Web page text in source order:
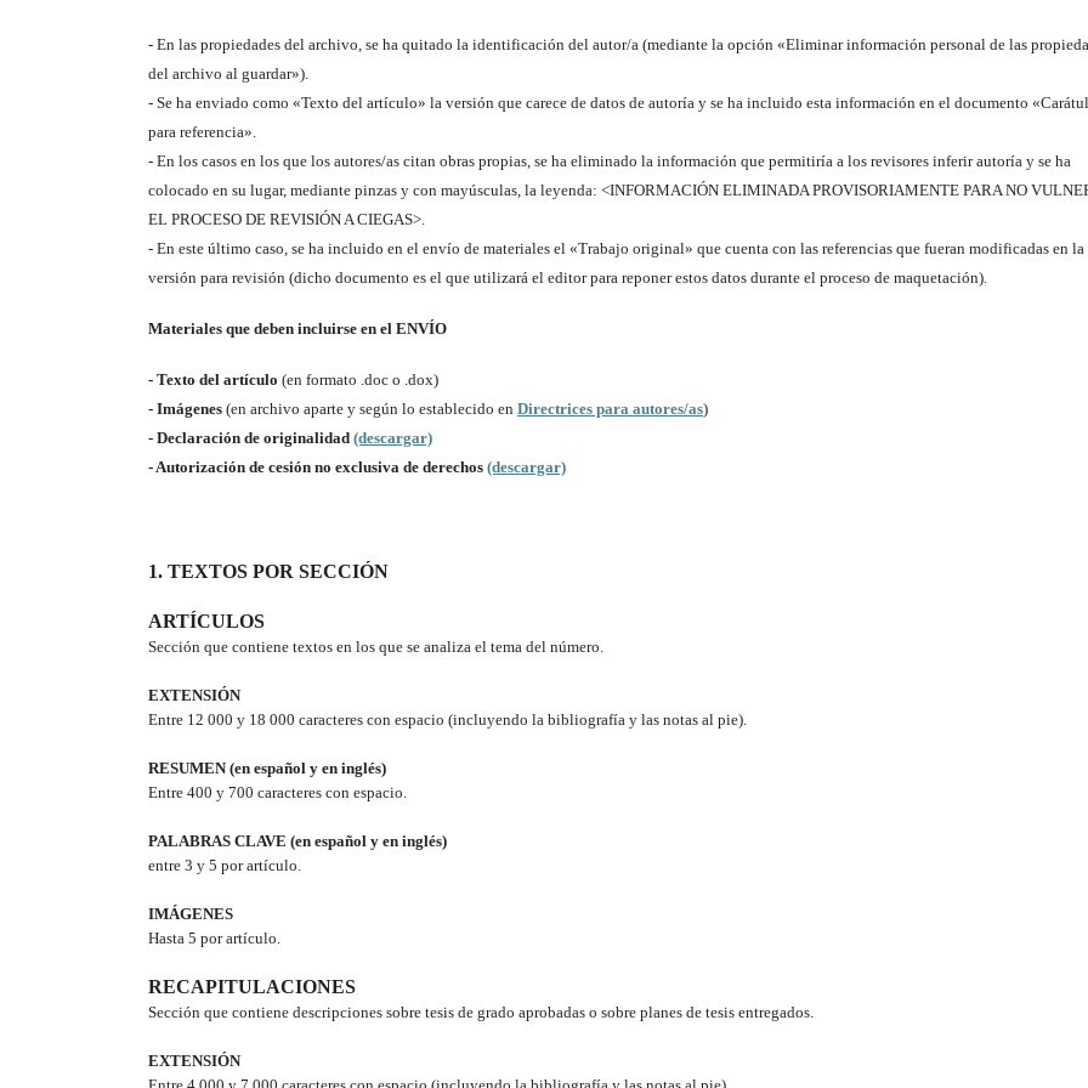
- En las propiedades del archivo, se ha quitado la identificación del autor/a (mediante la opción «Eliminar información personal de las
del archivo al guardar»).
- Se ha enviado como «Texto del artículo» la versión que carece de datos de autoría y se ha incluido esta información en el documento
para referencia».
- En los casos en los que los autores/as citan obras propias, se ha eliminado la información que permitiría a los revisores inferir autoría y se ha
colocado en su lugar, mediante pinzas y con mayúsculas, la leyenda: <INFORMACIÓN ELIMINADA PROVISORIAMENTE PARA NO
EL PROCESO DE REVISIÓN A CIEGAS>.
- En este último caso, se ha incluido en el envío de materiales el «Trabajo original» que cuenta con las referencias que fueran modificadas en la
versión para revisión (dicho documento es el que utilizará el editor para reponer estos datos durante el proceso de maquetación).
Materiales que deben incluirse en el ENVÍO
- Texto del artículo (en formato .doc o .dox)
- Imágenes (en archivo aparte y según lo establecido en Directrices para autores/as)
- Declaración de originalidad (descargar)
- Autorización de cesión no exclusiva de derechos (descargar)
1. TEXTOS POR SECCIÓN
ARTÍCULOS
Sección que contiene textos en los que se analiza el tema del número.
EXTENSIÓN
Entre 12 000 y 18 000 caracteres con espacio (incluyendo la bibliografía y las notas al pie).
RESUMEN (en español y en inglés)
Entre 400 y 700 caracteres con espacio.
PALABRAS CLAVE (en español y en inglés)
entre 3 y 5 por artículo.
IMÁGENES
Hasta 5 por artículo.
RECAPITULACIONES
Sección que contiene descripciones sobre tesis de grado aprobadas o sobre planes de tesis entregados.
EXTENSIÓN